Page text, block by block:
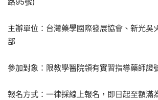
主辦單位：台灣藥學國際發展協會、新光吳
部
參加對象：限教學醫院領有實習指導藥師證
報名方式：一律採線上報名，即日起至額滿